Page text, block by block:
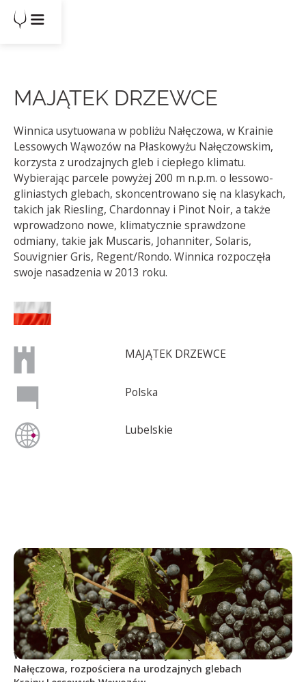
MAJĄTEK DRZEWCE
Winnica usytuowana w pobliżu Nałęczowa, w Krainie
Lessowych Wąwozów na Płaskowyżu Nałęczowskim,
korzysta z urodzajnych gleb i ciepłego klimatu.
Wybierając parcele powyżej 200 m n.p.m. o lessowo-
gliniastych glebach, skoncentrowano się na klasykach,
takich jak Riesling, Chardonnay i Pinot Noir, a także
wprowadzono nowe, klimatycznie sprawdzone
odmiany, takie jak Muscaris, Johanniter, Solaris,
Souvignier Gris, Regent/Rondo. Winnica rozpoczęła
swoje nasadzenia w 2013 roku.
MAJĄTEK DRZEWCE
Polska
Lubelskie
MAJĄTEK DRZEWCE
Winnica znajduje się w najbliższym sąsiedztwie
Nałęczowa, rozpościera na urodzajnych glebach